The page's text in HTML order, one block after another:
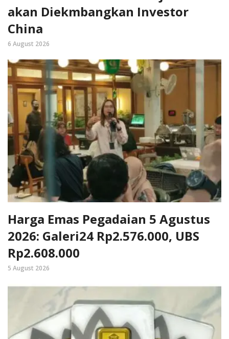
akan Diekmbangkan Investor
China
6 August 2026
Harga Emas Pegadaian 5 Agustus
2026: Galeri24 Rp2.576.000, UBS
Rp2.608.000
5 August 2026